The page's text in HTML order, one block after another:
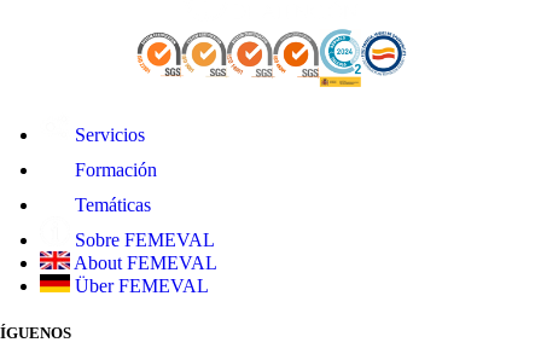
Servicios
Formación
Temáticas
Sobre FEMEVAL
About FEMEVAL
Über FEMEVAL